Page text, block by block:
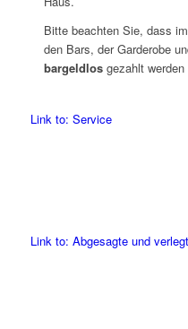
Bitte beachten Sie, dass
den Bars, der Garderobe
bargeldlosgezahlt werden
Link to: Service
Link to: Abgesagte und